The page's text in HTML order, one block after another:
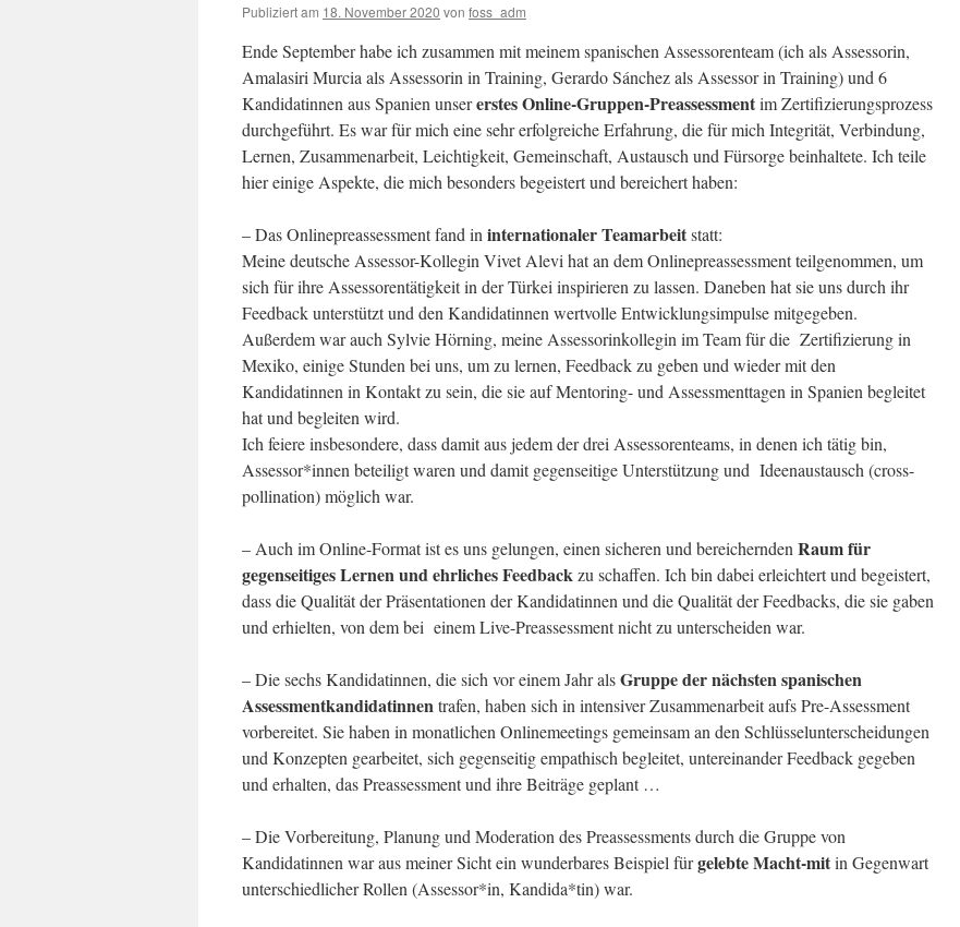
Publiziert am 18. November 2020 von foss_adm
Ende September habe ich zusammen mit meinem spanischen Assessorenteam (ich als Assessorin,
Amalasiri Murcia als Assessorin in Training, Gerardo Sánchez als Assessor in Training) und 6
Kandidatinnen aus Spanien unsererstes Online-Gruppen-Preassessmentim Zertifizierungsprozess
durchgeführt. Es war für mich eine sehr erfolgreiche Erfahrung, die für mich Integrität, Verbindung,
Lernen, Zusammenarbeit, Leichtigkeit, Gemeinschaft, Austausch und Fürsorge beinhaltete. Ich teile
hier einige Aspekte, die mich besonders begeistert und bereichert haben:
– Das Onlinepreassessment fand in internationaler Teamarbeitstatt:
Meine deutsche Assessor-Kollegin Vivet Alevi hat an dem Onlinepreassessment teilgenommen, um
sich für ihre Assessorentätigkeit in der Türkei inspirieren zu lassen. Daneben hat sie uns durch ihr
Feedback unterstützt und den Kandidatinnen wertvolle Entwicklungsimpulse mitgegeben.
Außerdem war auch Sylvie Hörning, meine Assessorinkollegin im Team für die Zertifizierung in
Mexiko, einige Stunden bei uns, um zu lernen, Feedback zu geben und wieder mit den
Kandidatinnen in Kontakt zu sein, die sie auf Mentoring- und Assessmenttagen in Spanien begleitet
hat und begleiten wird.
Ich feiere insbesondere, dass damit aus jedem der drei Assessorenteams, in denen ich tätig bin,
Assessor*innen beteiligt waren und damit gegenseitige Unterstützung und Ideenaustausch (cross-
pollination) möglich war.
– Auch im Online-Format ist es uns gelungen, einen sicheren und bereichernden Raum für
gegenseitiges Lernen und ehrliches Feedbackzu schaffen. Ich bin dabei erleichtert und begeistert,
dass die Qualität der Präsentationen der Kandidatinnen und die Qualität der Feedbacks, die sie gaben
und erhielten, von dem bei einem Live-Preassessment nicht zu unterscheiden war.
– Die sechs Kandidatinnen, die sich vor einem Jahr alsGruppe der nächsten spanischen
Assessmentkandidatinnentrafen, haben sich in intensiver Zusammenarbeit aufs Pre-Assessment
vorbereitet. Sie haben in monatlichen Onlinemeetings gemeinsam an den Schlüsselunterscheidungen
und Konzepten gearbeitet, sich gegenseitig empathisch begleitet, untereinander Feedback gegeben
und erhalten, das Preassessment und ihre Beiträge geplant …
– Die Vorbereitung, Planung und Moderation des Preassessments durch die Gruppe von
Kandidatinnen war aus meiner Sicht ein wunderbares Beispiel fürgelebte Macht-mitin Gegenwart
unterschiedlicher Rollen (Assessor*in, Kandida*tin) war.